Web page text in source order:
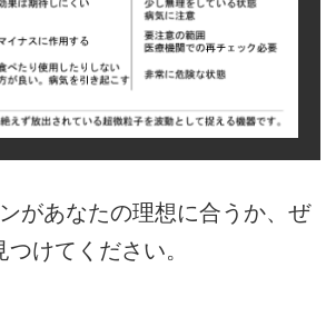
があなたの理想に合うか、ぜ
つけてください。